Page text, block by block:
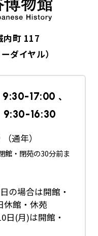
9:30-17:00 、
9:30-16:30
（通年）
館・閉苑の30分前ま
の場合は開館・
休館・休苑
日(月)は開館・
町 117
ーダイヤル）